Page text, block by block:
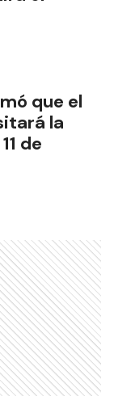
que el
la
de